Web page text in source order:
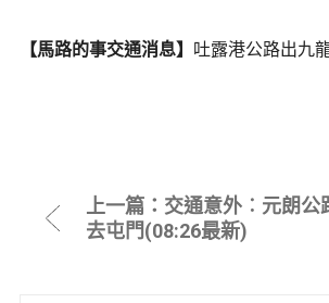
【馬路的事交通消息】 吐露港公路出九
上一篇：交通意外︰元朗公
去屯門(08:26最新)